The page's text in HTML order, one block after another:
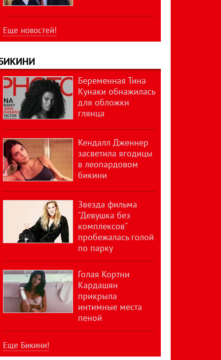
Еще новостей!
Беременная Тина
Кунаки обнажилась
для обложки
глянца
Кендалл Дженнер
засветила ягодицы
в леопардовом
бикини
Звезда фильма
"Девушка без
комплексов"
пробежалась голой
по парку
Голая Кортни
Кардашян
прикрыла
интимные места
пеной
Еще Бикини!